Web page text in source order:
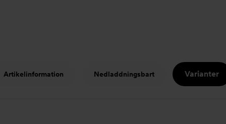
Artikelinformation Nedladdningsbart Varianter